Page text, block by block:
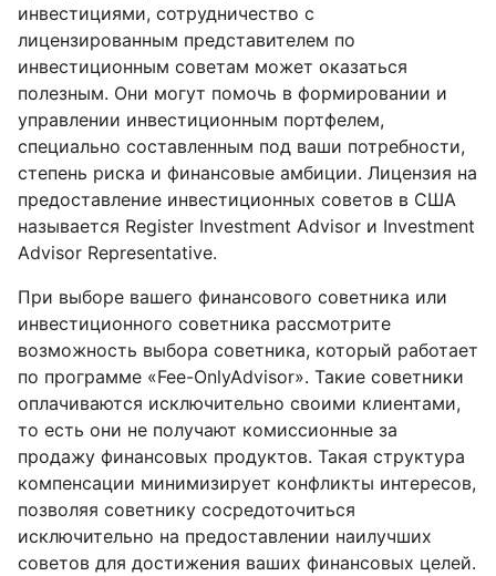
инвестициями, сотрудничество с
лицензированным представителем по
инвестиционным советам может оказаться
полезным. Они могут помочь в формировании и
управлении инвестиционным портфелем,
специально составленным под ваши потребности,
степень риска и финансовые амбиции. Лицензия на
предоставление инвестиционных советов в США
называется Register Investment Advisor и Investment
Advisor Representative.
При выборе вашего финансового советника или
инвестиционного советника рассмотрите
возможность выбора советника, который работает
по программе «Fee-OnlyAdvisor». Такие советники
оплачиваются исключительно своими клиентами,
то есть они не получают комиссионные за
продажу финансовых продуктов. Такая структура
компенсации минимизирует конфликты интересов,
позволяя советнику сосредоточиться
исключительно на предоставлении наилучших
советов для достижения ваших финансовых целей.